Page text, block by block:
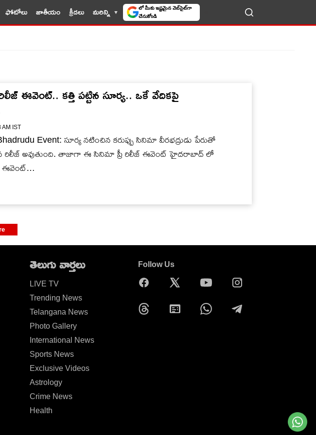
ఫోటోలు జాతీయం క్రీడలు మరిన్ని
లో మీకు ఇష్టమైన వెబ్‌సైట్‌గా
చేసుకోండి
రిలీజ్ ఈవెంట్.. కత్తి పట్టిన సూర్య.. ఒకే వేదికపై
AM IST
Event: సూర్య నటించిన కరుప్పు సినిమా వీరభద్రుడు పేరుతో
రిలీజ్ అవుతుంది. తాజాగా ఈ సినిమా ప్రీ రిలీజ్ ఈవెంట్ హైదరాబాద్ లో
ఈవెంట్…
తెలుగు వార్తలు
LIVE TV
Trending News
Telangana News
Photo Gallery
International News
Sports News
Exclusive Videos
Astrology
Crime News
Health
Follow Us